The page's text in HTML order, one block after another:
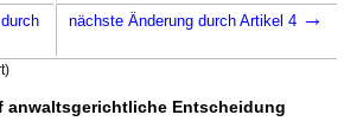
nächste Änderung durch Artikel 4 →
anwaltsgerichtliche Entscheidung